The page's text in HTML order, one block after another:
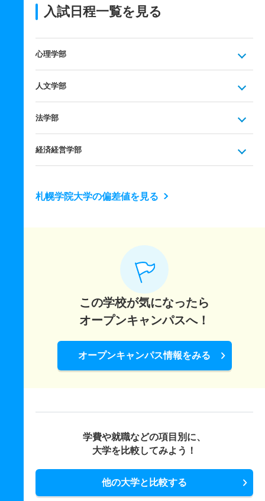
入試日程一覧を見る
心理学部
人文学部
法学部
経済経営学部
札幌学院大学の偏差値を見る
この学校が気になったら
オープンキャンパスへ！
オープンキャンパス情報をみる
学費や就職などの項目別に、
大学を比較してみよう！
他の大学と比較する